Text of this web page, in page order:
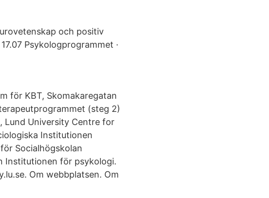
och positiv
Psykologprogrammet ·
för KBT, Skomakaregatan
(steg 2)
Lund University Centre for
Institutionen
Socialhögskolan
Institutionen för psykologi.
Om webbplatsen. Om